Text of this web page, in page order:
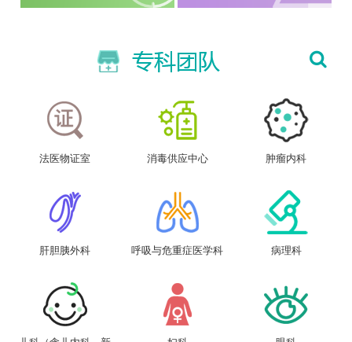
法医物证室 消毒供应中心 肿瘤内科
肝胆胰外科 呼吸与危重症医学科 病理科